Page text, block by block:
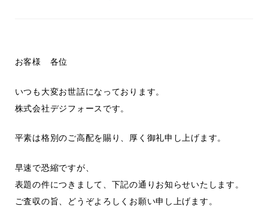
お客様 各位
いつも大変お世話になっております。
株式会社デジフォースです。
平素は格別のご高配を賜り、厚く御礼申し上げます。
早速で恐縮ですが、
表題の件につきまして、下記の通りお知らせいたします。
ご査収の旨、どうぞよろしくお願い申し上げます。